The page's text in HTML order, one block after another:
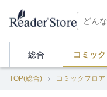
総合 コミック
TOP(総合) コミックフロア